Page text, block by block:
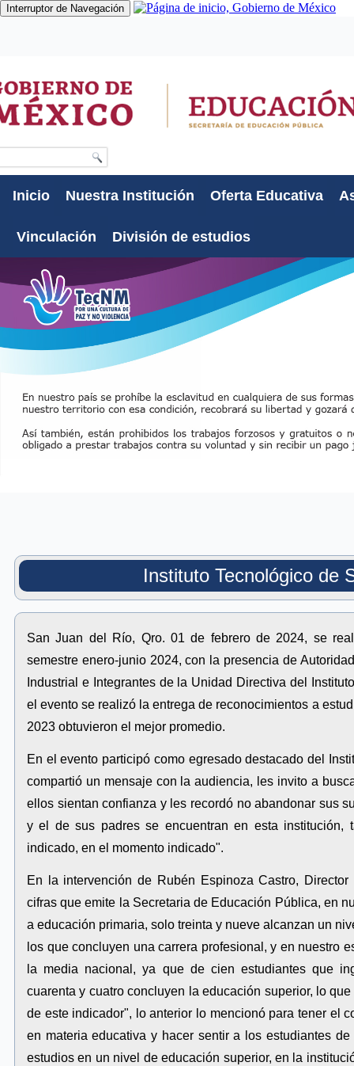
Interruptor de Navegación
Inicio Nuestra Institución Oferta Educativa
Vinculación División de estudios
Instituto Tecnológico de
San Juan del Río, Qro. 01 de febrero de 2024, se
semestre enero-junio 2024, con la presencia de
Industrial e Integrantes de la Unidad Directiva del
el evento se realizó la entrega de reconocimientos a
2023 obtuvieron el mejor promedio.
En el evento participó como egresado destacado del
compartió un mensaje con la audiencia, les invito a
ellos sientan confianza y les recordó no abandonar sus
y el de sus padres se encuentran en esta institución,
indicado, en el momento indicado".
En la intervención de Rubén Espinoza Castro,
cifras que emite la Secretaria de Educación Pública, en
a educación primaria, solo treinta y nueve alcanzan un
los que concluyen una carrera profesional, y en nuestro
la media nacional, ya que de cien estudiantes que
cuarenta y cuatro concluyen la educación superior, lo
de este indicador", lo anterior lo mencionó para tener el
en materia educativa y hacer sentir a los estudiantes
estudios en un nivel de educación superior, en la